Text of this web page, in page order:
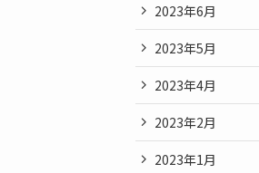
2023年6月
2023年5月
2023年4月
2023年2月
2023年1月